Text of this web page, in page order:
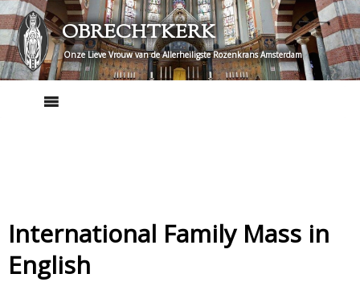
Skip
to
content
OBRECHTKERK
Onze Lieve Vrouw van de Allerheiligste Rozenkrans Amsterdam
International Family Mass in
English